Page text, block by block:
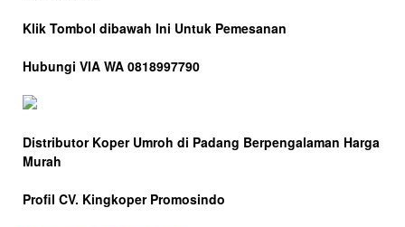
Klik Tombol dibawah Ini Untuk Pemesanan
Hubungi VIA WA 0818997790
Distributor Koper Umroh di Padang Berpengalaman Harga
Murah
Profil CV. Kingkoper Promosindo